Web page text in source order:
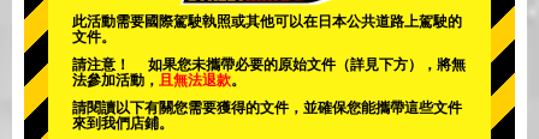
東京秋葉原#2 東京澀谷
東京澀谷附屬
東京淺草
沖繩
此活動需要國際駕駛執照或其他可以在日本公共道路上駕駛的
文件。
請注意！ 如果您未攜帶必要的原始文件（詳見下方），將無
法參加活動， 且無法退款。
請閱讀以下有關您需要獲得的文件，並確保您能攜帶這些文件
來到我們店鋪。